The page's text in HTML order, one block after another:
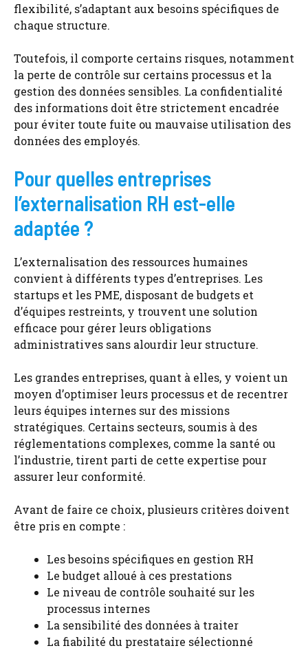
flexibilité, s’adaptant aux besoins spécifiques de
chaque structure.
Toutefois, il comporte certains risques, notamment
la perte de contrôle sur certains processus et la
gestion des données sensibles. La confidentialité
des informations doit être strictement encadrée
pour éviter toute fuite ou mauvaise utilisation des
données des employés.
Pour quelles entreprises
l’externalisation RH est-elle
adaptée ?
L’externalisation des ressources humaines
convient à différents types d’entreprises. Les
startups et les PME, disposant de budgets et
d’équipes restreints, y trouvent une solution
efficace pour gérer leurs obligations
administratives sans alourdir leur structure.
Les grandes entreprises, quant à elles, y voient un
moyen d’optimiser leurs processus et de recentrer
leurs équipes internes sur des missions
stratégiques. Certains secteurs, soumis à des
réglementations complexes, comme la santé ou
l’industrie, tirent parti de cette expertise pour
assurer leur conformité.
Avant de faire ce choix, plusieurs critères doivent
être pris en compte :
Les besoins spécifiques en gestion RH
Le budget alloué à ces prestations
Le niveau de contrôle souhaité sur les
processus internes
La sensibilité des données à traiter
La fiabilité du prestataire sélectionné